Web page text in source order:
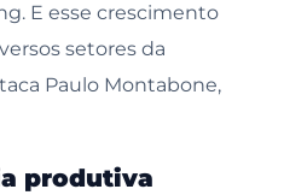
E esse crescimento
setores da
Paulo Montabone,
produtiva